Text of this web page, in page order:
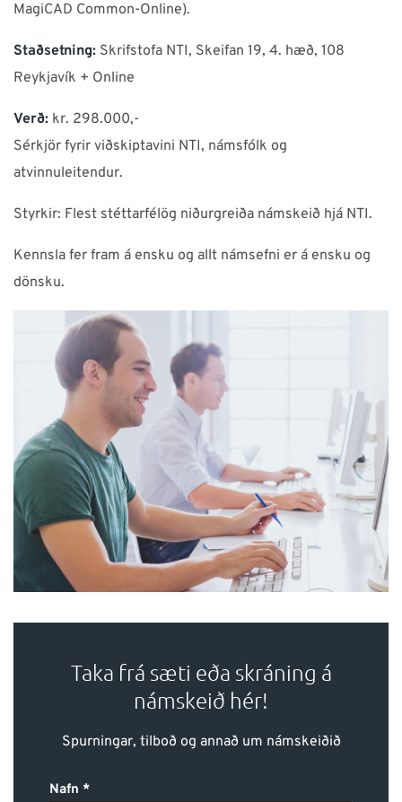
MagiCAD Common-Online).
Staðsetning: Skrifstofa NTI, Skeifan 19, 4. hæð, 108
Reykjavík + Online
Verð: kr. 298.000,-
Sérkjör fyrir viðskiptavini NTI, námsfólk og
atvinnuleitendur.
Styrkir: Flest stéttarfélög niðurgreiða námskeið hjá NTI.
Kennsla fer fram á ensku og allt námsefni er á ensku og
dönsku.
Taka frá sæti eða skráning á
námskeið hér!
Spurningar, tilboð og annað um námskeiðið
Nafn